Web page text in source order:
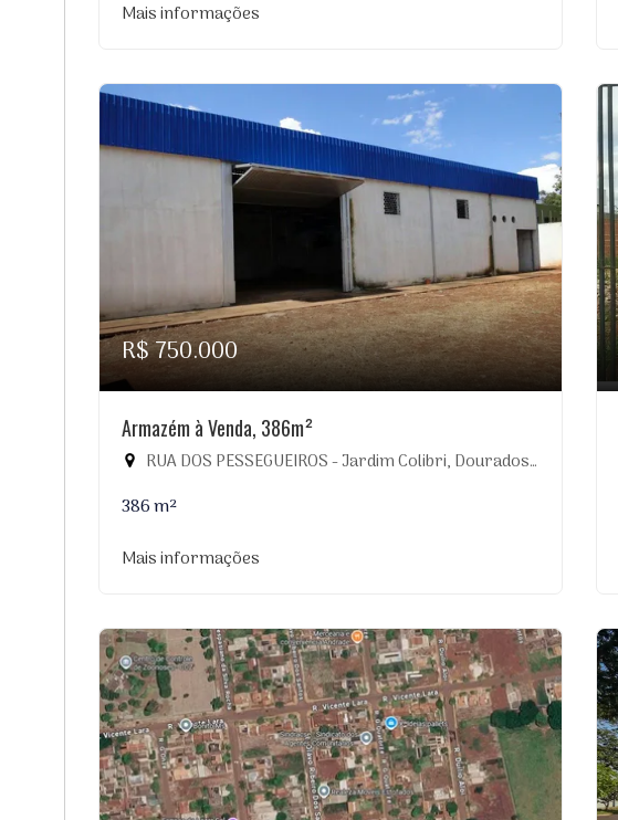
Mais informações
R$ 750.000
Armazém à Venda, 386m²
RUA DOS PESSEGUEIROS - Jardim Colibri, Dourados-MS
386 m²
Mais informações